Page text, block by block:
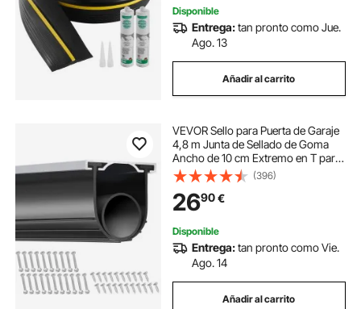
Disponible
Entrega:tan pronto como Jue.
Ago. 13
Añadir al carrito
VEVOR Sello para Puerta de Garaje
4,8 m Junta de Sellado de Goma
Ancho de 10 cm Extremo en T para
Evitar Penetración del Viento,
Lluvia, Lámina, Puerta Seccional y
Basculante, Almacén de Fábrica
(396)
2690€
Disponible
Entrega:tan pronto como Vie.
Ago. 14
Añadir al carrito